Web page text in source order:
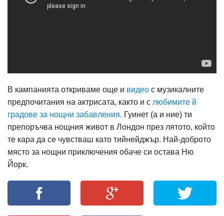
В кампанията откриваме още и видео с музикалните
предпочитания на актрисата, както и с любимите й
градове за нощни забавления. Гуинет (а и ние) ти
препоръчва нощния живот в Лондон през лятото, който
те кара да се чувстваш като тийнейджър. Най-доброто
място за нощни приключения обаче си остава Ню
Йорк.